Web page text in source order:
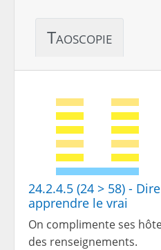
Taoscopie
24.2.4.5 (24 > 58) -
apprendre le vrai
On complimente ses
des renseignements.